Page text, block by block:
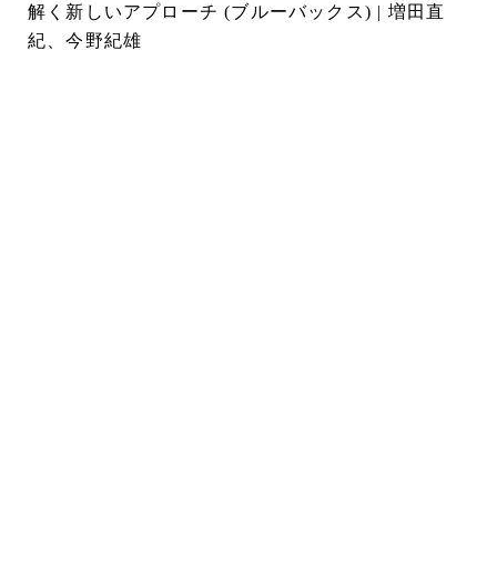
解く新しいアプローチ (ブルーバックス) | 増田直
紀、今野紀雄